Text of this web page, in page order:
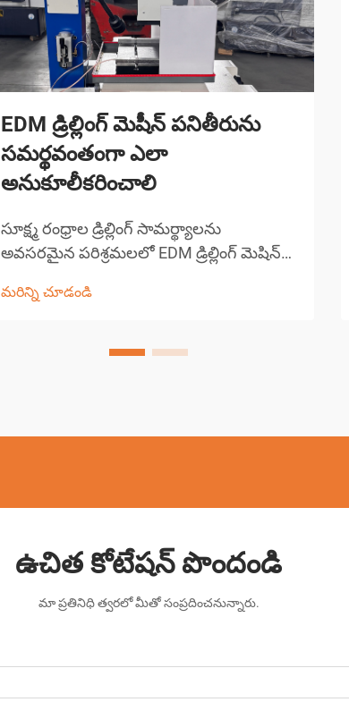
EDM డ్రిల్లింగ్ మెషీన్ పనితీరును
సమర్థవంతంగా ఎలా
అనుకూలీకరించాలి
సూక్ష్మ రంధ్రాల డ్రిల్లింగ్ సామర్థ్యాలను
అవసరమైన పరిశ్రమలలో EDM డ్రిల్లింగ్ మెషిన్
విప్లవీకరించింది. ఈ సంక్లిష్టమైన విద్యుత్ డిస్చార్జ్
సృష్టించడంలో అసమానమైన ఖచ్చితత్వాన్ని
మరిన్ని చూడండి
ఉచిత కోటేషన్ పొందండి
మా ప్రతినిధి త్వరలో మీతో సంప్రదించనున్నారు.